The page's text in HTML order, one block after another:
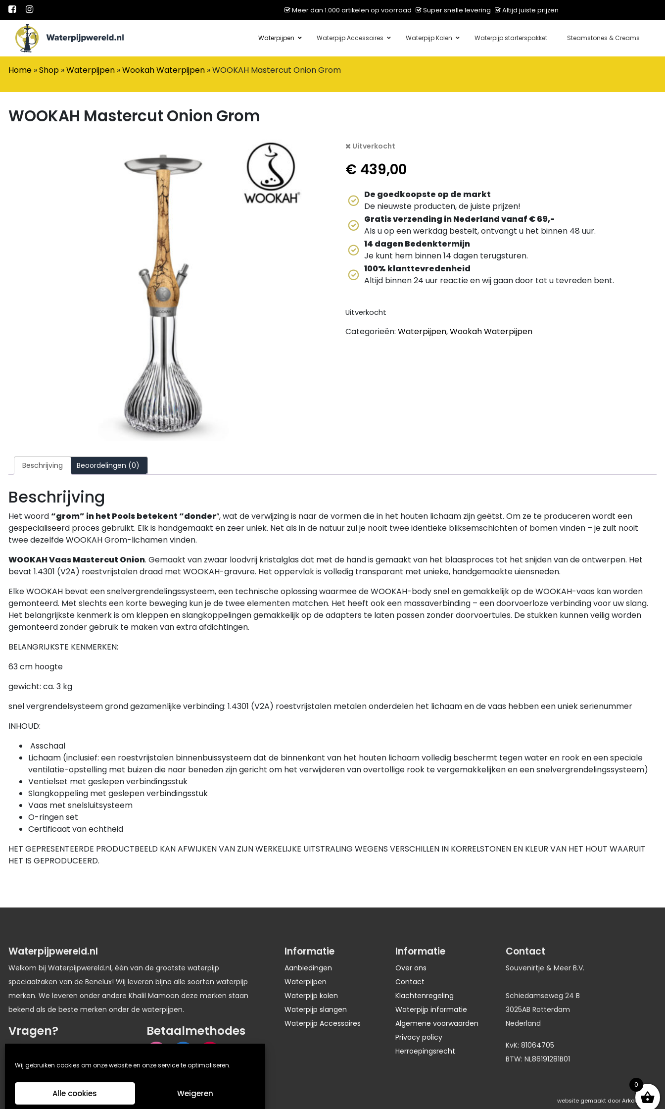
Wij gebruiken cookies om onze website en onze service te optimaliseren.
Alle cookies Weigeren
Meer dan 1.000 artikelen op voorraad Super snelle levering Altijd juiste prijzen
Main Navigation Waterpijpen Waterpijp Accessoires Waterpijp Kolen Waterpijp starterspakket Steamstones & Creams
Home »Shop »Waterpijpen »Wookah Waterpijpen »WOOKAH Mastercut Onion Grom
WOOKAH Mastercut Onion Grom
Uitverkocht
€ 439,00
De goedkoopste op de markt
De nieuwste producten, de juiste prijzen!
Gratis verzending in Nederland vanaf € 69,-
Als u op een werkdag bestelt, ontvangt u het binnen 48 uur.
14 dagen Bedenktermijn
Je kunt hem binnen 14 dagen terugsturen.
100% klanttevredenheid
Altijd binnen 24 uur reactie en wij gaan door tot u tevreden bent.
Uitverkocht
Categorieën:Waterpijpen,Wookah Waterpijpen
Beschrijving Beoordelingen (0)
Beschrijving
Het woord “grom” in het Pools betekent “donder“, wat de verwijzing is naar de vormen die in het houten lichaam zijn geëtst. Om ze te produceren wordt een
gespecialiseerd proces gebruikt. Elk is handgemaakt en zeer uniek. Net als in de natuur zul je nooit twee identieke bliksemschichten of bomen vinden – je zult nooit
twee dezelfde WOOKAH Grom-lichamen vinden.
WOOKAH Vaas Mastercut Onion. Gemaakt van zwaar loodvrij kristalglas dat met de hand is gemaakt van het blaasproces tot het snijden van de ontwerpen. Het
bevat 1.4301 (V2A) roestvrijstalen draad met WOOKAH-gravure. Het oppervlak is volledig transparant met unieke, handgemaakte uiensneden.
Elke WOOKAH bevat een snelvergrendelingssysteem, een technische oplossing waarmee de WOOKAH-body snel en gemakkelijk op de WOOKAH-vaas kan worden
gemonteerd. Met slechts een korte beweging kun je de twee elementen matchen. Het heeft ook een massaverbinding – een doorvoerloze verbinding voor uw slang.
Het belangrijkste kenmerk is om kleppen en slangkoppelingen gemakkelijk op de adapters te laten passen zonder doorvoertules. De stukken kunnen veilig worden
gemonteerd zonder gebruik te maken van extra afdichtingen.
BELANGRIJKSTE KENMERKEN:
63 cm hoogte
gewicht: ca. 3 kg
snel vergrendelsysteem grond gezamenlijke verbinding: 1.4301 (V2A) roestvrijstalen metalen onderdelen het lichaam en de vaas hebben een uniek serienummer
INHOUD:
Asschaal
Lichaam (inclusief: een roestvrijstalen binnenbuissysteem dat de binnenkant van het houten lichaam volledig beschermt tegen water en rook en een speciale
ventilatie-opstelling met buizen die naar beneden zijn gericht om het verwijderen van overtollige rook te vergemakkelijken en een snelvergrendelingssysteem)
Ventielset met geslepen verbindingsstuk
Slangkoppeling met geslepen verbindingsstuk
Vaas met snelsluitsysteem
O-ringen set
Certificaat van echtheid
HET GEPRESENTEERDE PRODUCTBEELD KAN AFWIJKEN VAN ZIJN WERKELIJKE UITSTRALING WEGENS VERSCHILLEN IN KORRELSTONEN EN KLEUR VAN HET HOUT WAARUIT
HET IS GEPRODUCEERD.
Waterpijpwereld.nl
Welkom bij Waterpijpwereld.nl, één van de grootste waterpijp
speciaalzaken van de Benelux! Wij leveren bijna alle soorten waterpijp
merken. We leveren onder andere Khalil Mamoon deze merken staan
bekend als de beste merken onder de waterpijpen.
Vragen? Betaalmethodes
Informatie
Aanbiedingen
Waterpijpen
Waterpijp kolen
Waterpijp slangen
Waterpijp Accessoires
Informatie
Over ons
Contact
Klachtenregeling
Waterpijp informatie
Algemene voorwaarden
Privacy policy
Herroepingsrecht
Contact
Souvenirtje & Meer B.V.
Schiedamseweg 24 B
3025AB Rotterdam
Nederland
KvK: 81064705
BTW: NL86191281B01
website gemaakt doorArkdesign.nl
0